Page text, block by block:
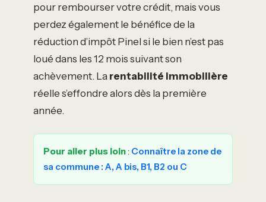
pour rembourser votre crédit, mais vous
perdez également le bénéfice de la
réduction d’impôt Pinel si le bien n’est pas
loué dans les 12 mois suivant son
achèvement. La rentabilité immobilière
réelle s’effondre alors dès la première
année.
Pour aller plus loin: Connaître la zone de
sa commune : A, A bis, B1, B2 ou C